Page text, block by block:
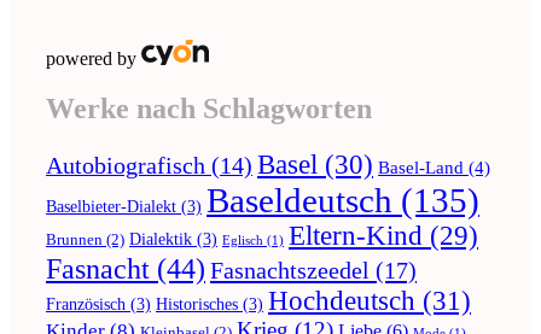
powered by
Werke nach Schlagworten
Autobiografisch (14) Basel (30) Basel-Land (4)
Baselbieter-Dialekt (3) Baseldeutsch (135)
Brunnen (2) Dialektik (3) Eglisch (1) Eltern-Kind (29)
Fasnacht (44) Fasnachtszeedel (17)
Französisch (3) Historisches (3) Hochdeutsch (31)